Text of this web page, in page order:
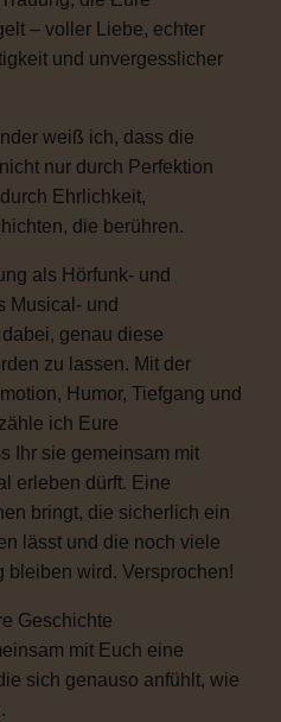
– voller Liebe, echter
und unvergesslicher
weiß ich, dass die
nur durch Perfektion
Ehrlichkeit,
die berühren.
als Hörfunk- und
Musical- und
genau diese
zu lassen. Mit der
Humor, Tiefgang und
ich Eure
Ihr sie gemeinsam mit
erleben dürft. Eine
bringt, die sicherlich ein
lässt und die noch viele
bleiben wird. Versprochen!
Geschichte
mit Euch eine
sich genauso anfühlt, wie